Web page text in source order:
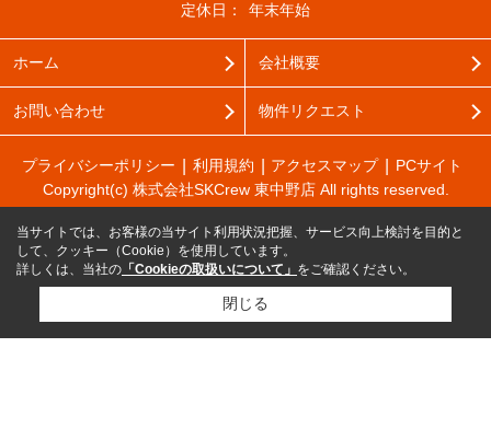
定休日：
年末年始
ホーム 会社概要
お問い合わせ 物件リクエスト
プライバシーポリシー 利用規約 アクセスマップ
PCサイト
Copyright(c) 株式会社SKCrew 東中野店 All rights reserved.
当サイトでは、お客様の当サイト利用状況把握、サービス向上検討を目的と
して、クッキー（Cookie）を使用しています。
詳しくは、当社の 「Cookieの取扱いについて」 をご確認ください。
閉じる